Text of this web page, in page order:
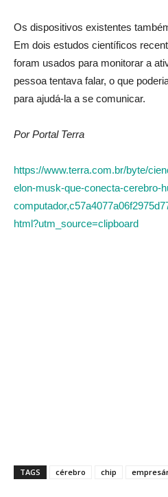
Os dispositivos existentes
Em dois estudos científicos
foram usados para monitorar a
pessoa tentava falar, o que
para ajudá-la a se comunicar.
Por Portal Terra
https://www.terra.com.br/byte/
elon-musk-que-conecta-cerebro-
html?utm_source=clipboard
TAGS cérebro chip